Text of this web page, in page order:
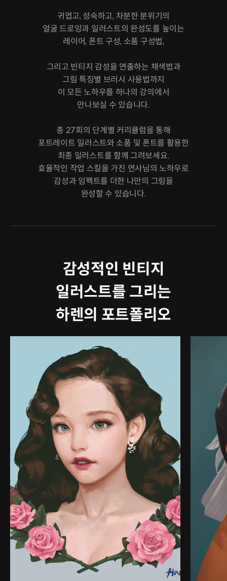
귀엽고, 성숙하고, 차분한 분위기의
얼굴 드로잉과 일러스트의 완성도를 높이는
레이어, 폰트 구성, 소품 구성법,
그리고 빈티지 감성을 연출하는 채색법과
그림 특징별 브러시 사용법까지
이 모든 노하우를 하나의 강의에서
만나보실 수 있습니다.
총 27회의 단계별 커리큘럼을 통해
포트레이트 일러스트와 소품 및 폰트를 활용한
최종 일러스트를 함께 그려보세요.
효율적인 작업 스킬을 가진 연사님의 노하우로
감성과 임팩트를 더한 나만의 그림을
완성할 수 있습니다.
감성적인 빈티지
일러스트를 그리는
하렌의 포트폴리오